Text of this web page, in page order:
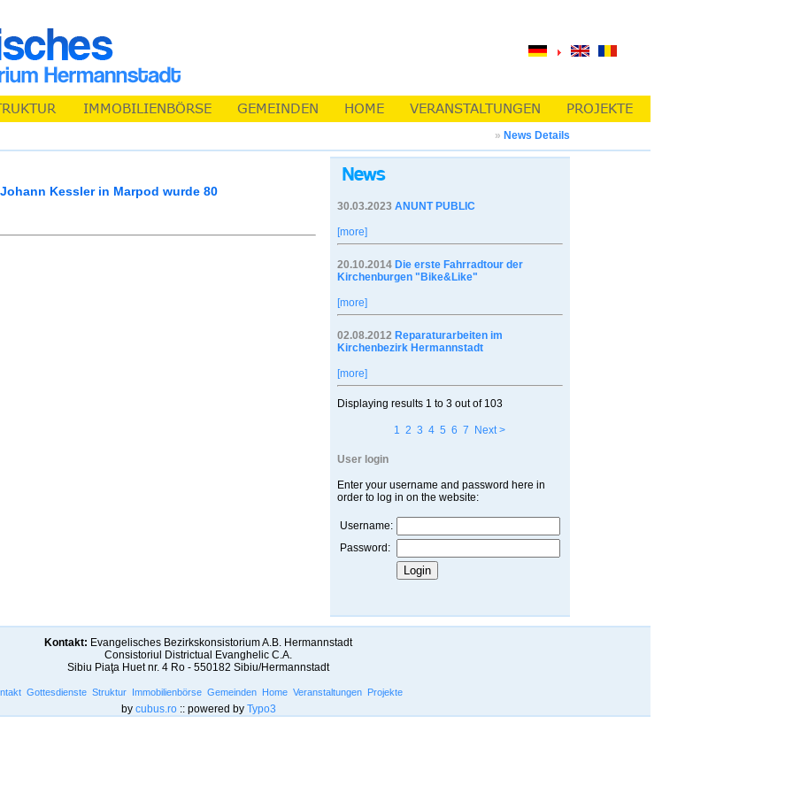
» News Details
Kessler in Marpod wurde 80
30.03.2023 ANUNT PUBLIC
[more]
20.10.2014 Die erste Fahrradtour der
Kirchenburgen "Bike&Like"
[more]
02.08.2012 Reparaturarbeiten im
Kirchenbezirk Hermannstadt
[more]
Displaying results 1 to 3out of 103
1 2 3 4 5 6 7 Next >
User login
Enter your username and password here in
order to log in on the website:
Username:
Password:
Kontakt: Evangelisches Bezirkskonsistorium A.B. Hermannstadt
Consistoriul Districtual Evanghelic C.A.
Sibiu Piaţa Huet nr. 4 Ro - 550182 Sibiu/Hermannstadt
Gottesdienste Struktur Immobilienbörse Gemeinden Home Veranstaltungen Projekte
by cubus.ro:: powered by Typo3